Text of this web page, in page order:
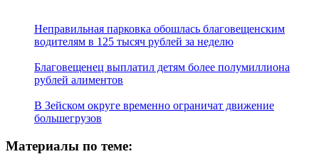
Неправильная парковка обошлась благовещенским
водителям в 125 тысяч рублей за неделю
Благовещенец выплатил детям более полумиллиона
рублей алиментов
В Зейском округе временно ограничат движение
большегрузов
Материалы по теме: